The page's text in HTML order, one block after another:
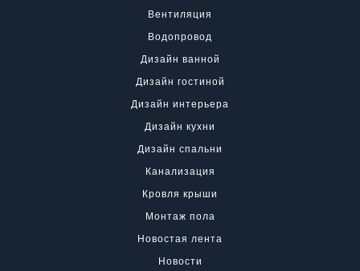
Вентиляция
Водопровод
Дизайн ванной
Дизайн гостиной
Дизайн интерьера
Дизайн кухни
Дизайн спальни
Канализация
Кровля крыши
Монтаж пола
Новостая лента
Новости